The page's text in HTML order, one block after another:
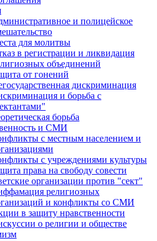
и полицейское
для молитвы
в регистрации и ликвидация
объединений
от гонений
дискриминация
и борьба с
борьба
и СМИ
с местным населением и
с учреждениями культуры
права на свободу совести
организации против "сект"
религиозных
и конфликты со СМИ
в защиту нравственности
о религии и обществе